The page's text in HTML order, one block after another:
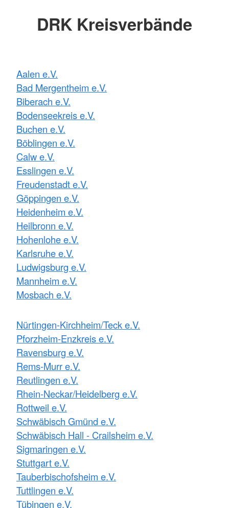
DRK Kreisverbände
Aalen e.V.
Bad Mergentheim e.V.
Biberach e.V.
Bodenseekreis e.V.
Buchen e.V.
Böblingen e.V.
Calw e.V.
Esslingen e.V.
Freudenstadt e.V.
Göppingen e.V.
Heidenheim e.V.
Heilbronn e.V.
Hohenlohe e.V.
Karlsruhe e.V.
Ludwigsburg e.V.
Mannheim e.V.
Mosbach e.V.
Nürtingen-Kirchheim/Teck e.V.
Pforzheim-Enzkreis e.V.
Ravensburg e.V.
Rems-Murr e.V.
Reutlingen e.V.
Rhein-Neckar/Heidelberg e.V.
Rottweil e.V.
Schwäbisch Gmünd e.V.
Schwäbisch Hall - Crailsheim e.V.
Sigmaringen e.V.
Stuttgart e.V.
Tauberbischofsheim e.V.
Tuttlingen e.V.
Tübingen e.V.